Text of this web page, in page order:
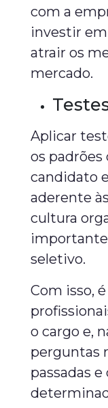
com a
investir
atrair os
mercado.
Aplicar
os
candidato
aderente
cultura
seletivo.
Com isso,
o cargo e,
perguntas
passadas